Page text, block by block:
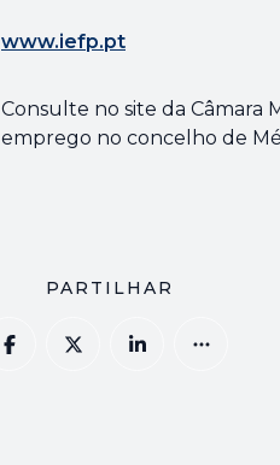
www.iefp.pt
Consulte no site da Câmara
emprego no concelho de
PARTILHAR